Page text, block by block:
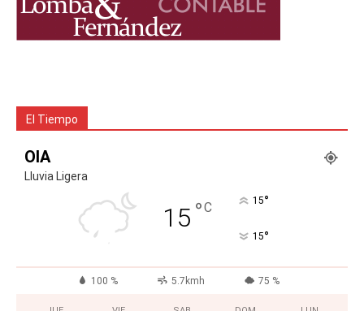
El Tiempo
OIA
Lluvia Ligera
15 °C 15°
15°
100 % 5.7kmh 75 %